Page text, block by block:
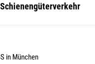
Schienengüterverkehr
in München